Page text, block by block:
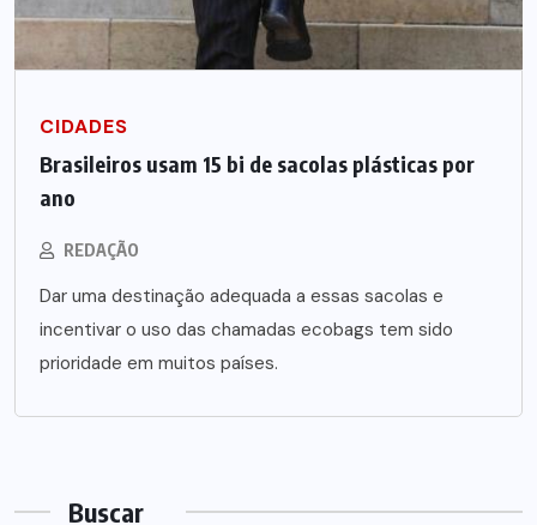
CIDADES
Brasileiros usam 15 bi de sacolas plásticas por
ano
REDAÇÃO
Dar uma destinação adequada a essas sacolas e
incentivar o uso das chamadas ecobags tem sido
prioridade em muitos países.
Buscar